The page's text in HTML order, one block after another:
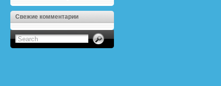
Свежие комментарии